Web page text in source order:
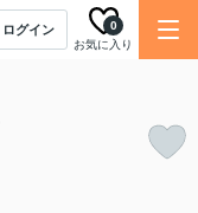
ログイン
お気に入り
0